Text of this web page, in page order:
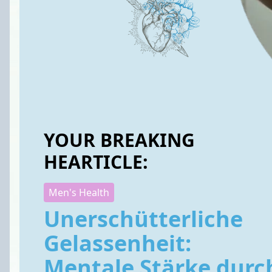
YOUR BREAKING
HEARTICLE:
Men's Health
Unerschütterliche
Gelassenheit: